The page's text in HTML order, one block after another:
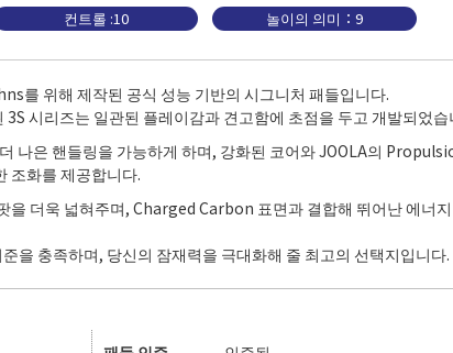
컨트롤 :10 놀이의 의미：9
를 위해 제작된 공식 성능 기반의 시그니처 패들입니다.
시리즈는 일관된 플레이감과 견고함에 초점을 두고 개발되었습
나은 핸들링을 가능하게 하며, 강화된 코어와 JOOLA의
조화를 제공합니다.
을 더욱 넓혀주며, Charged Carbon 표면과 결합해 뛰어난 에너
을 충족하며, 당신의 잠재력을 극대화해 줄 최고의 선택지입니다.